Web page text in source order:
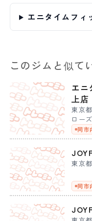
エニタイムフィ
このジムと似て
エニ
上店
東京
ロー
同市
東京
同市